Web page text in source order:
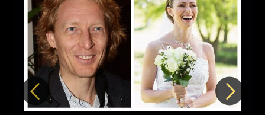
Předchozí Další